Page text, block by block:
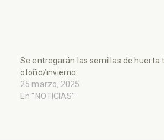
Se entregarán las semillas de huerta
otoño/invierno
25 marzo, 2025
En "NOTICIAS"